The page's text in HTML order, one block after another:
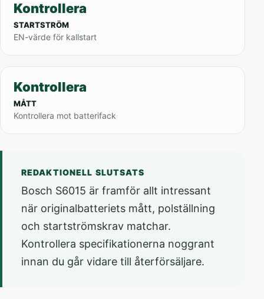
Kontrollera
STARTSTRÖM
EN-värde för kallstart
Kontrollera
MÅTT
Kontrollera mot batterifack
REDAKTIONELL SLUTSATS
Bosch S6015 är framför allt intressant
när originalbatteriets mått, polställning
och startströmskrav matchar.
Kontrollera specifikationerna noggrant
innan du går vidare till återförsäljare.